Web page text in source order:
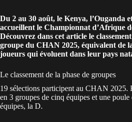
Du 2 au 30 août, le Kenya, l’Ouganda
accueillent le Championnat d’Afrique
Découvrez dans cet article le
groupe du CHAN 2025, équivalent de
joueurs qui évoluent dans leur pays
Le classement de la phase de groupes
19 sélections participent au CHAN 2025.
en 3 groupes de cinq équipes et une poule
équipes, la D.